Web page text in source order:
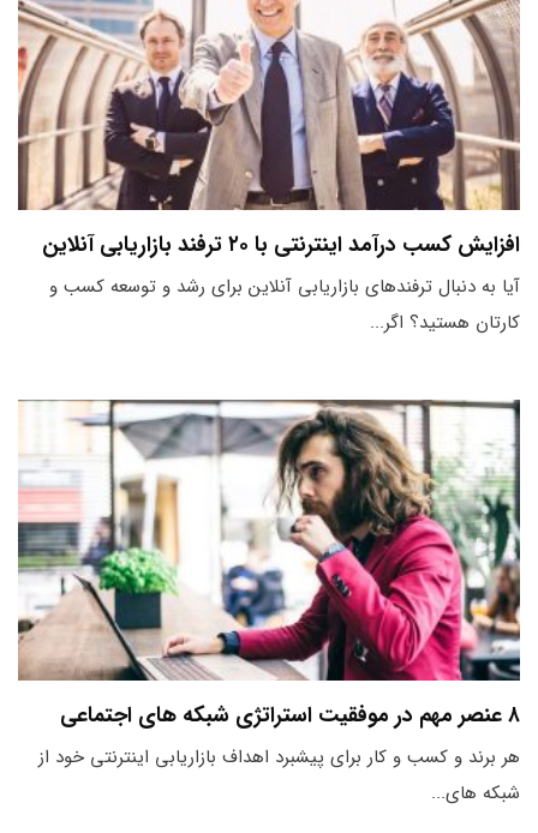
افزایش کسب درآمد اینترنتی با ۲۰ ترفند بازاریابی آنلاین
آیا به دنبال ترفندهای بازاریابی آنلاین برای رشد و توسعه کسب و
کارتان هستید؟ اگر...
۸ عنصر مهم در موفقیت استراتژی شبکه های اجتماعی
هر برند و کسب و کار برای پیشبرد اهداف بازاریابی اینترنتی خود از
شبکه های...